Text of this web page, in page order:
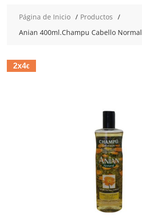
Página de Inicio
Productos
Anian 400ml.Champu Cabello Normal
2x4€